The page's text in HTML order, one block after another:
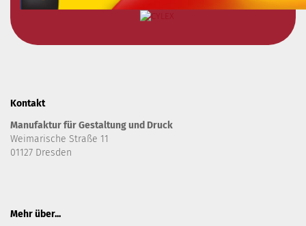
Kontakt
Manufaktur für Gestaltung und Druck
Weimarische Straße 11
01127 Dresden
Mehr über...